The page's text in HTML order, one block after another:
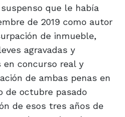
que le había
de 2019 como autor
de inmueble,
agravadas y
en concurso real y
de ambas penas en
de octubre pasado
de esos tres años de